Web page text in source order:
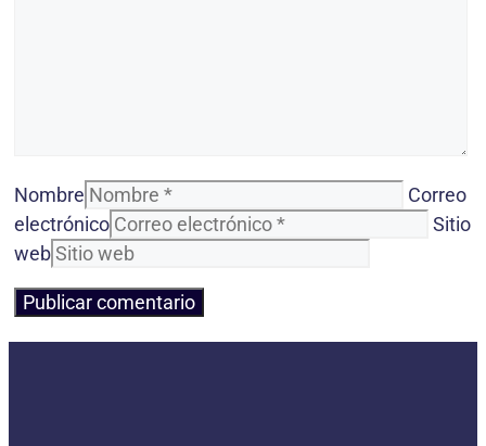
Nombre
Correo
electrónico
Sitio
web